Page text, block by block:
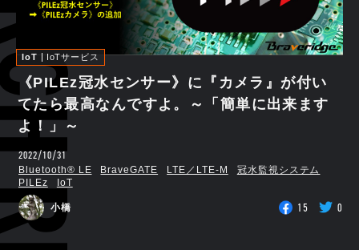
IoT IoTサービス
《PILEz冠水センサー》に『カメラ』が付い
てたら最高なんですよ。～「簡単に出来ます
よ！」～
2022/10/31
Bluetooth®︎ LE BraveGATE LTE／LTE-M
冠水監視システム
PILEz
IoT
小橋 15 0